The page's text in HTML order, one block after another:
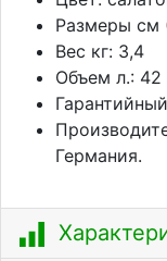
Размеры см
Вес кг: 3,4
Объем л.: 42
Германия.